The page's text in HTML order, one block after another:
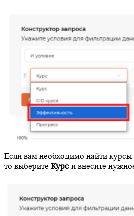
Если вам необходимо найти
то выберите Курс и внесите